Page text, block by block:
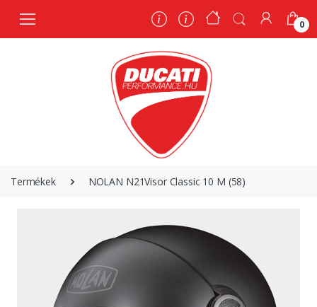
0
Termékek NOLAN N21Visor Classic 10 M (58)
0